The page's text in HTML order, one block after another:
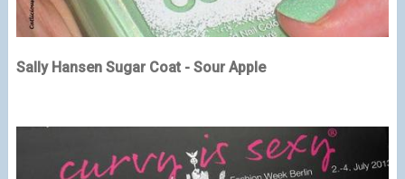
Sally Hansen Sugar Coat - Sour Apple